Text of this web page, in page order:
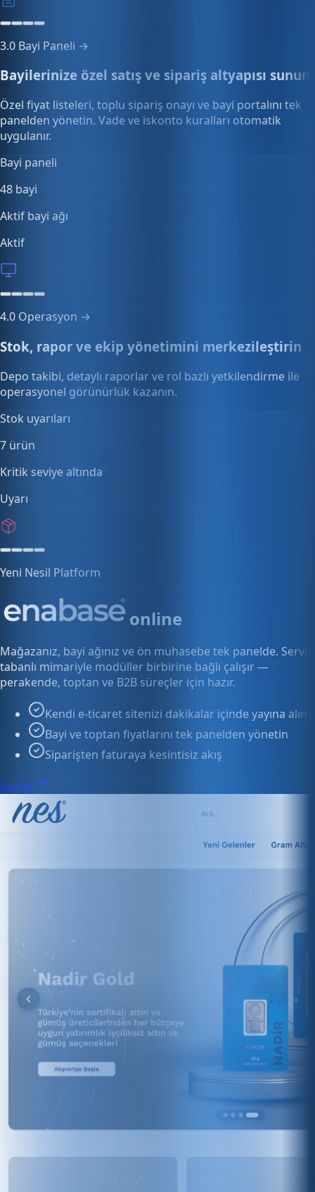
3.0 Bayi Paneli →
Bayilerinize özel satış ve sipariş altyapısı sunun
Özel fiyat listeleri, toplu sipariş onayı ve bayi portalını tek
panelden yönetin. Vade ve iskonto kuralları otomatik
uygulanır.
Toplu sipariş yönetimi
0 sipariş
Onay bekleyen siparişler
4.0Operasyon →
Stok, rapor ve ekip yönetimini merkezileştirin
Depo takibi, detaylı raporlar ve rol bazlı yetkilendirme ile
Çoklu kullanıcı
0 kullanıcı
5 aktif oturum
Yeni Nesil Platform
Mağazanız, bayi ağınız ve ön muhasebe tek panelde. Servis
tabanlı mimariyle modüller birbirine bağlı çalışır —
perakende, toptan ve B2B süreçler için hazır.
Kendi e-ticaret sitenizi dakikalar içinde yayına alın
Bayi ve toptan fiyatlarını tek panelden yönetin
Keşfet